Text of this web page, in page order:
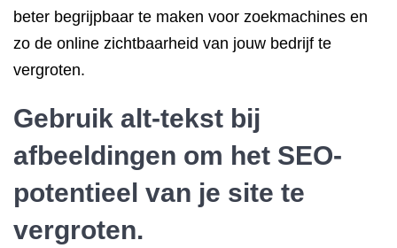
beter begrijpbaar te maken voor zoekmachines en
zo de online zichtbaarheid van jouw bedrijf te
vergroten.
Gebruik alt-tekst bij
afbeeldingen om het SEO-
potentieel van je site te
vergroten.